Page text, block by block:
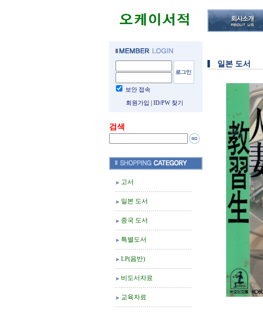
보안 접속
회원가입
ID/PW 찾기
검색
고서
일본 도서
중국 도서
특별도서
LP(음반)
비도서자료
교육자료
일본 도서